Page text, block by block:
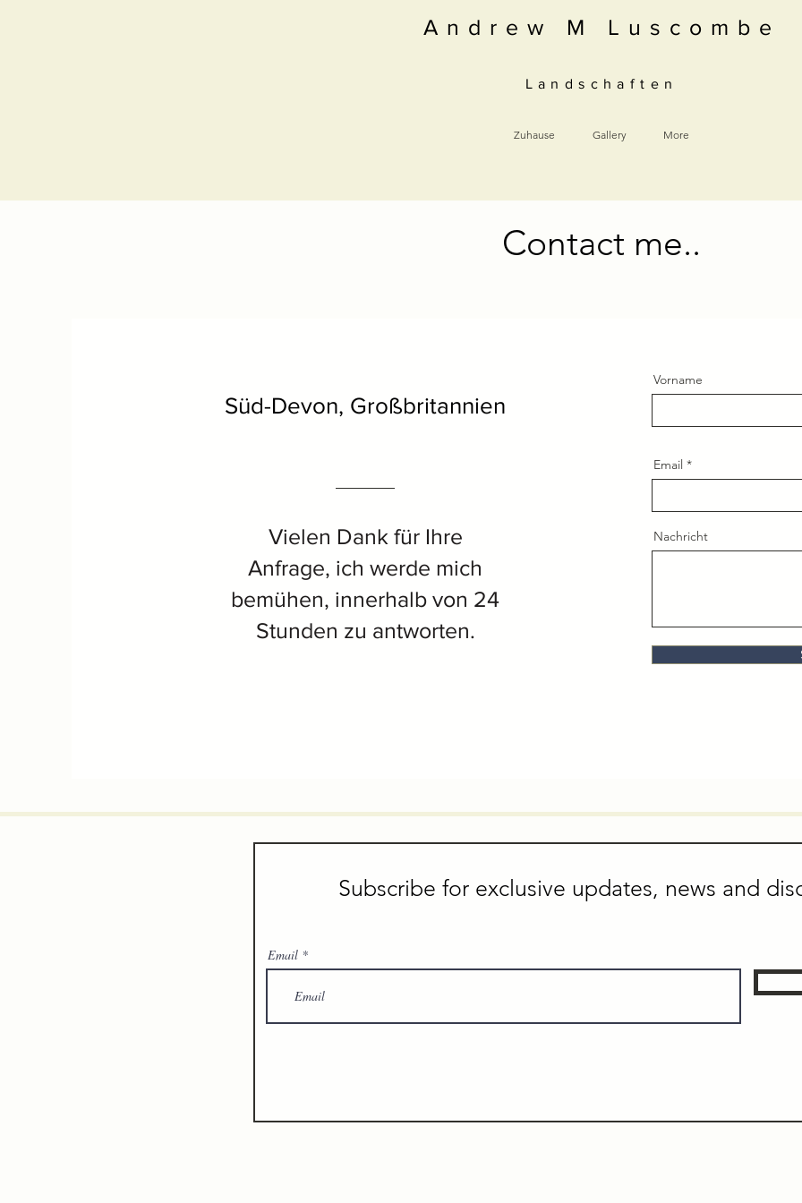
Andrew M Luscombe
Landschaften
Zuhause Gallery More
Contact me..
Süd-Devon, Großbritannien
Vielen Dank für Ihre
Anfrage, ich werde mich
bemühen, innerhalb von 24
Stunden zu antworten.
Vorname
Email
Nachricht
Subscribe for exclusive updates, news and
Email